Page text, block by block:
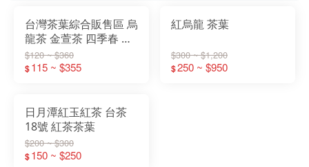
台灣茶葉綜合販售區 烏
龍茶 金萱茶 四季春 翠
玉茶 綠茶 紅茶
$120 ~ $360
$115 ~ $355
紅烏龍 茶葉
$300 ~ $1,200
$250 ~ $950
日月潭紅玉紅茶 台茶
18號 紅茶茶葉
$200 ~ $300
$150 ~ $250